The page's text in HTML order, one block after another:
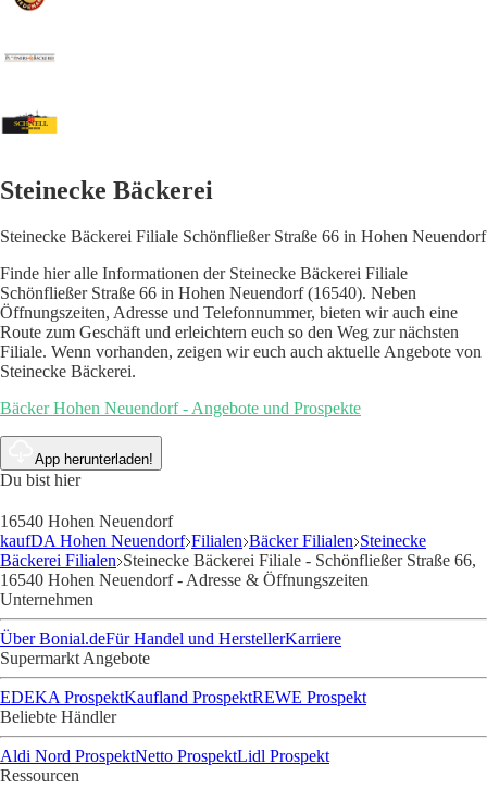
Steinecke Bäckerei
Steinecke Bäckerei Filiale Schönfließer Straße 66 in Hohen Neuendorf
Finde hier alle Informationen der Steinecke Bäckerei Filiale
Schönfließer Straße 66 in Hohen Neuendorf (16540). Neben
Öffnungszeiten, Adresse und Telefonnummer, bieten wir auch eine
Route zum Geschäft und erleichtern euch so den Weg zur nächsten
Filiale. Wenn vorhanden, zeigen wir euch auch aktuelle Angebote von
Steinecke Bäckerei.
Bäcker Hohen Neuendorf - Angebote und Prospekte
App herunterladen!
Du bist hier
16540 Hohen Neuendorf
kaufDA Hohen Neuendorf Filialen Bäcker Filialen Steinecke
Bäckerei Filialen Steinecke Bäckerei Filiale - Schönfließer Straße 66,
16540 Hohen Neuendorf - Adresse & Öffnungszeiten
Unternehmen
Über Bonial.deFür Handel und HerstellerKarriere
Supermarkt Angebote
EDEKA ProspektKaufland ProspektREWE Prospekt
Beliebte Händler
Aldi Nord ProspektNetto ProspektLidl Prospekt
Ressourcen